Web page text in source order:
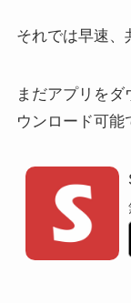
それでは早速、
まだアプリを
ウンロード可能